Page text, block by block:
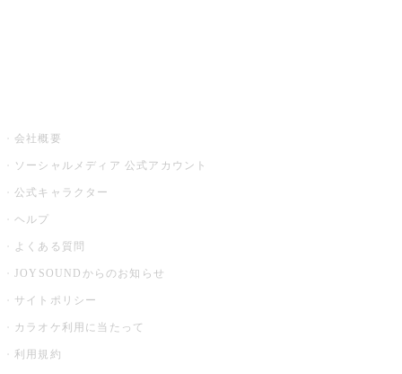
会社概要
ソーシャルメディア 公式アカウント
公式キャラクター
ヘルプ
よくある質問
JOYSOUNDからのお知らせ
サイトポリシー
カラオケ利用に当たって
利用規約